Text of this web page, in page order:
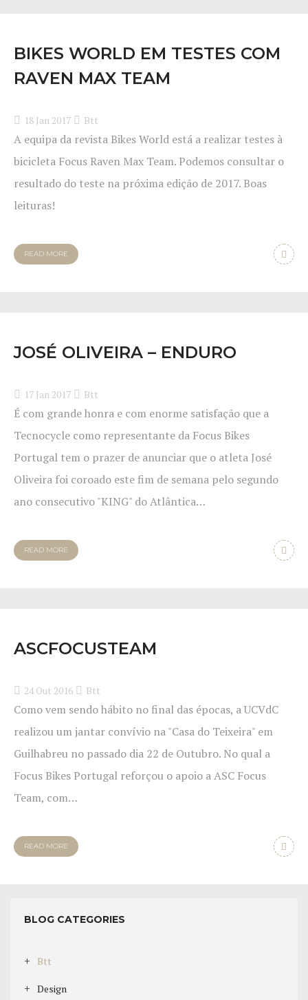
BIKES WORLD EM TESTES COM
RAVEN MAX TEAM
18 Jan 2017 Btt
A equipa da revista Bikes World está a realizar testes à
bicicleta Focus Raven Max Team. Podemos consultar o
resultado do teste na próxima edição de 2017. Boas
leituras!
READ MORE
JOSÉ OLIVEIRA – ENDURO
17 Jan 2017 Btt
É com grande honra e com enorme satisfação que a
Tecnocycle como representante da Focus Bikes
Portugal tem o prazer de anunciar que o atleta José
Oliveira foi coroado este fim de semana pelo segundo
ano consecutivo "KING" do Atlântica…
READ MORE
ASCFOCUSTEAM
24 Out 2016 Btt
Como vem sendo hábito no final das épocas, a UCVdC
realizou um jantar convívio na "Casa do Teixeira" em
Guilhabreu no passado dia 22 de Outubro. No qual a
Focus Bikes Portugal reforçou o apoio a ASC Focus
Team, com…
READ MORE
BLOG CATEGORIES
Btt
Design